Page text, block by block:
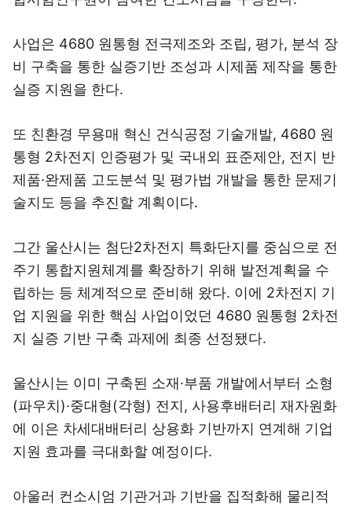
사업은 4680 원통형 전극제조와 조립, 평가, 분석 장
비 구축을 통한 실증기반 조성과 시제품 제작을 통한
실증 지원을 한다.
또 친환경 무용매 혁신 건식공정 기술개발, 4680 원
통형 2차전지 인증평가 및 국내외 표준제안, 전지 반
제품·완제품 고도분석 및 평가법 개발을 통한 문제기
술지도 등을 추진할 계획이다.
그간 울산시는 첨단2차전지 특화단지를 중심으로 전
주기 통합지원체계를 확장하기 위해 발전계획을 수
립하는 등 체계적으로 준비해 왔다. 이에 2차전지 기
업 지원을 위한 핵심 사업이었던 4680 원통형 2차전
지 실증 기반 구축 과제에 최종 선정됐다.
울산시는 이미 구축된 소재·부품 개발에서부터 소형
(파우치)·중대형(각형) 전지, 사용후배터리 재자원화
에 이은 차세대배터리 상용화 기반까지 연계해 기업
지원 효과를 극대화할 예정이다.
아울러 컨소시엄 기관거과 기반을 집적화해 물리적